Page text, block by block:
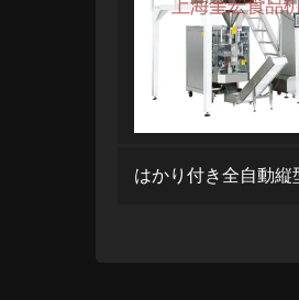
はかり付き全自動縦